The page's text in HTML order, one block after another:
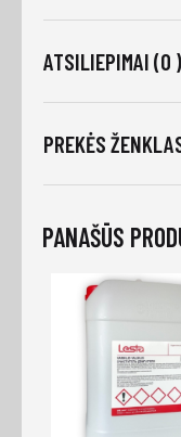
ATSILIEPIMAI (0 )
PREKĖS
PANAŠŪS